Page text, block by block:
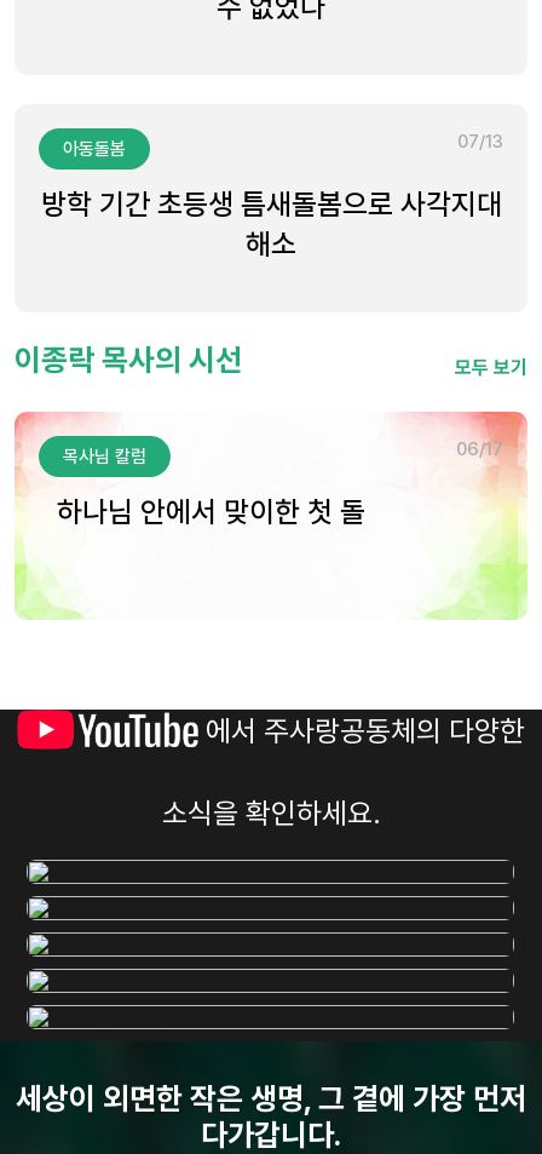
아동돌봄 07/13
방학 기간 초등생 틈새돌봄으로 사각지대
해소
이종락 목사의 시선 모두 보기
목사님 칼럼 06/17
하나님 안에서 맞이한 첫 돌
에서 주사랑공동체의 다양한
소식을 확인하세요.
세상이 외면한 작은 생명, 그 곁에 가장 먼저
다가갑니다.